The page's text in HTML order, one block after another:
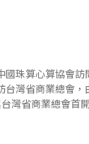
珠算心算協會
灣省商業總會